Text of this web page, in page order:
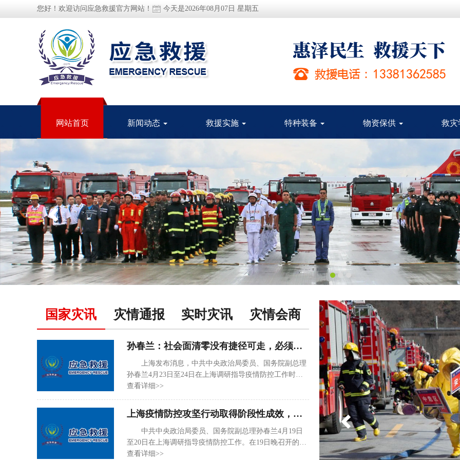
您好！欢迎访问应急救援官方网站！ 今天是2026年08月07日 星期五
网站首页 新闻动态 救援实施 特种装备 物资保供 救
国家灾讯 灾情通报 实时灾讯 灾情会商
孙春兰：社会面清零没有捷径可走，必须落实“四应四尽”
上海发布消息，中共中央政治局委员、国务院副总理
孙春兰4月23日至24日在上海调研指导疫情防控工作时指
出，两年多来的实践证明，社会面清零没有捷径可走，必
坚决的措施管控到位，落实时间越久，消耗的资源越大，
疫情拖尾越长。
查看详细>>
上海疫情防控攻坚行动取得阶段性成效，孙春兰要求清零一块守住一块扩大战果
中共中央政治局委员、国务院副总理孙春兰4月19日
至20日在上海调研指导疫情防控工作。在19日晚召开的疫
情防控专题会上，孙春兰听取工作组汇报，研究下一步重
查看详细>>
Previous